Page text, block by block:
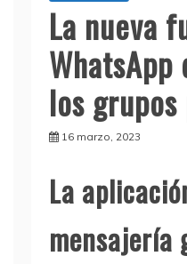
La nueva
los
16 marzo, 2023
La